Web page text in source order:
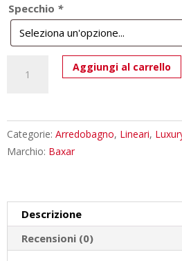
Specchio *
Bagno
Baxar
M3
Design
Moderno
Italiano
quantità
Aggiungi al carrello
Categorie: Arredobagno, Lineari,
Marchio: Baxar
Descrizione
Recensioni (0)